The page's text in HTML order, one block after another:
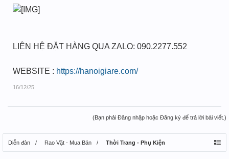
LIÊN HỆ ĐẶT HÀNG QUA ZALO: 090.2277.552
WEBSITE : https://hanoigiare.com/
16/12/25
(Bạn phải Đăng nhập hoặc Đăng ký để trả lời bài viết.)
Diễn đàn Rao Vặt - Mua Bán Thời Trang - Phụ Kiện